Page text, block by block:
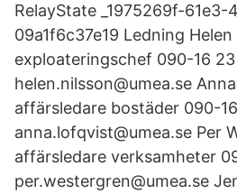
RelayState _1975269f-61e3-
09a1f6c37e19 Ledning
exploateringschef 090-16
helen.nilsson@umea.se
affärsledare bostäder 090-
anna.lofqvist@umea.se Per
affärsledare verksamheter
per.westergren@umea.se